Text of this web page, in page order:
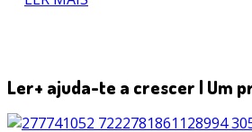
Ler+ ajuda-te a crescer | Um